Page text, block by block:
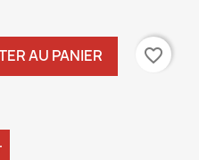
AU PANIER favorite_border